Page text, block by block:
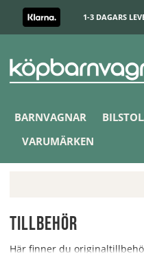
1-3 DAGARS
BARNVAGNAR
VARUMÄRKEN
Tillbehör
Här finner du